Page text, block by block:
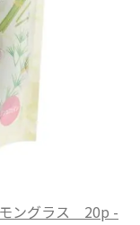
ングラス 20p -